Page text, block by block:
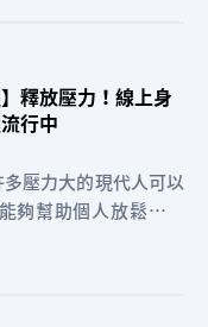
】釋放壓力！線上身
行中
壓力大的現代人可以
幫助個人放鬆與紓